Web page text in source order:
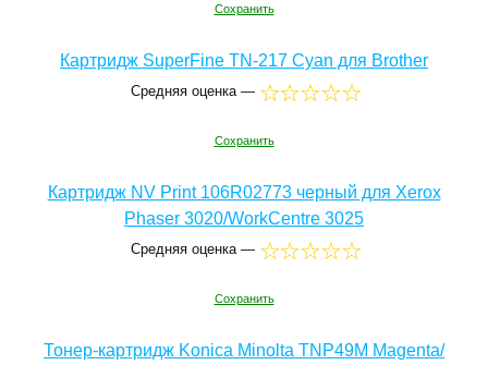
Сохранить
Картридж SuperFine TN-217 Cyan для Brother
Средняя оценка —
Сохранить
Картридж NV Print 106R02773 черный для Xerox
Phaser 3020/WorkCentre 3025
Средняя оценка —
Сохранить
Тонер-картридж Konica Minolta TNP49M Magenta/